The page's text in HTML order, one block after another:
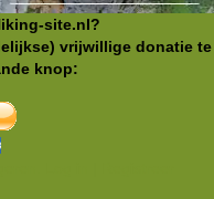
site.nl?
vrijwillige donatie te
knop: